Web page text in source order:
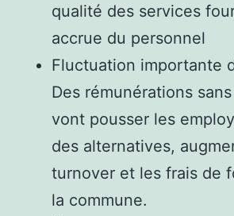
qualité des services
accrue du personnel
Fluctuation importante
Des rémunérations
vont pousser les
des alternatives,
turnover et les frais de
la commune.